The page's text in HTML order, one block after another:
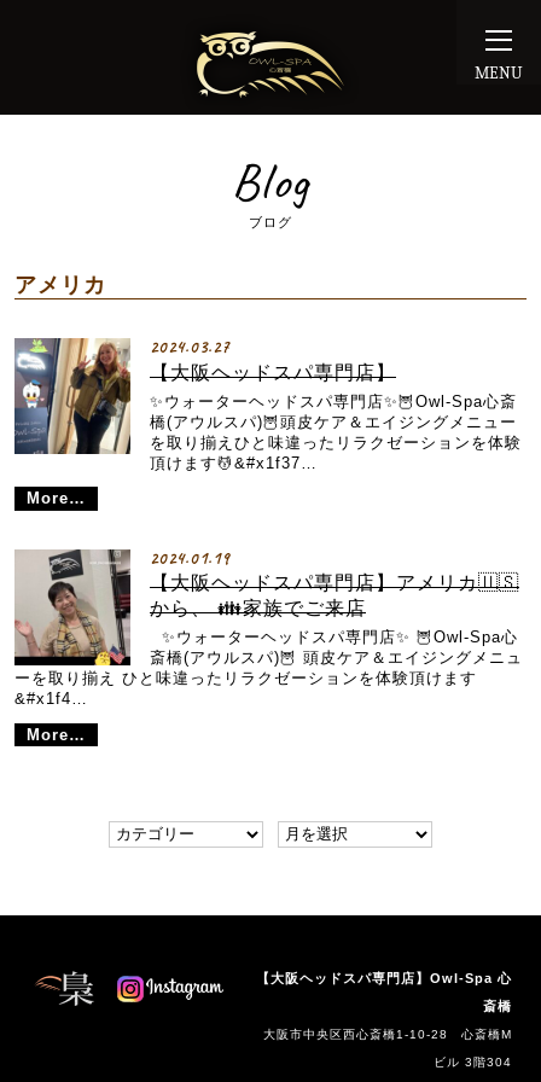
MENU
Blog
ブログ
アメリカ
2024.03.27
【大阪ヘッドスパ専門店】
✨ウォーターヘッドスパ専門店✨🦉Owl-Spa心斎
橋(アウルスパ)🦉頭皮ケア＆エイジングメニュー
を取り揃えひと味違ったリラクゼーションを体験
頂けます💆&#x1f37…
More…
2024.01.19
【大阪ヘッドスパ専門店】アメリカ🇺🇸
から、 👪家族でご来店
✨ウォーターヘッドスパ専門店✨ 🦉Owl-Spa心
斎橋(アウルスパ)🦉 頭皮ケア＆エイジングメニュ
ーを取り揃え ひと味違ったリラクゼーションを体験頂けます
&#x1f4…
More…
【大阪ヘッドスパ専門店】Owl-Spa 心
斎橋
大阪市中央区西心斎橋1-10-28 心斎橋M
ビル 3階304